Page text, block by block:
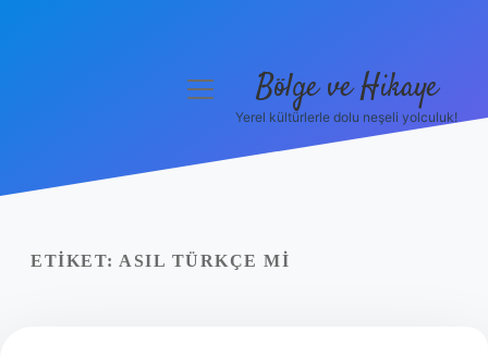
Yasal Uyarı
menüyü
Bölge ve Hikaye
Yerel kültürlerle dolu neşeli yolculuk!
ETIKET: ASIL TÜRKÇE MI